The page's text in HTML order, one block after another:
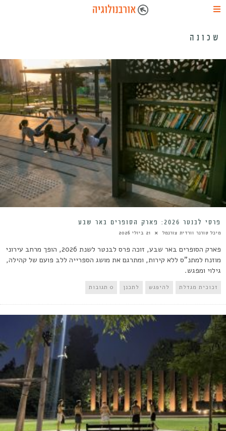
שכונה
פרסי לבנטר 2026: פארק הסופרים באר שבע
מיכל טורנר וורדית צורנמל 21 ביולי 2026
פארק הסופרים באר שבע, זוכה פרס לבנטר לשנת 2026, הופך מרחב עירוני
מוזנח למתנ"ס ללא קירות, ומתרגם את מושג הספרייה ללב פועם של קהילה,
גילוי ומפגש.
זכוכית מגדלת להיפגש לתכנן 0 תגובות